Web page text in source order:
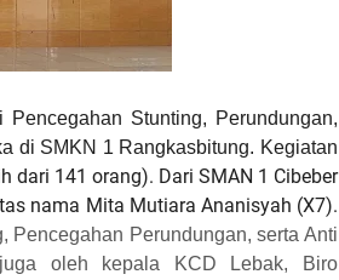
Stunting, Perundungan,
di SMKN 1 Rangkasbitung. Kegiatan
dari 141 orang). Dari SMAN 1 Cibeber
nama Mita Mutiara Ananisyah (X7).
Pencegahan Perundungan, serta Anti
oleh kepala KCD Lebak, Biro